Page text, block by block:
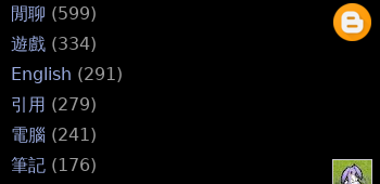
閒聊 (599)
遊戲 (334)
English (291)
引用 (279)
電腦 (241)
筆記 (176)